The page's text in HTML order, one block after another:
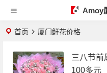
Amoy
首页 厦门鲜花价格
三八节前
100多元